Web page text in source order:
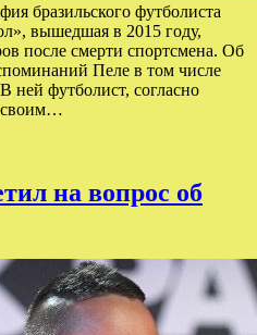
бразильского футболиста
вышедшая в 2015 году,
после смерти спортсмена. Об
Пеле в том числе
ней футболист, согласно
своим…
на вопрос об